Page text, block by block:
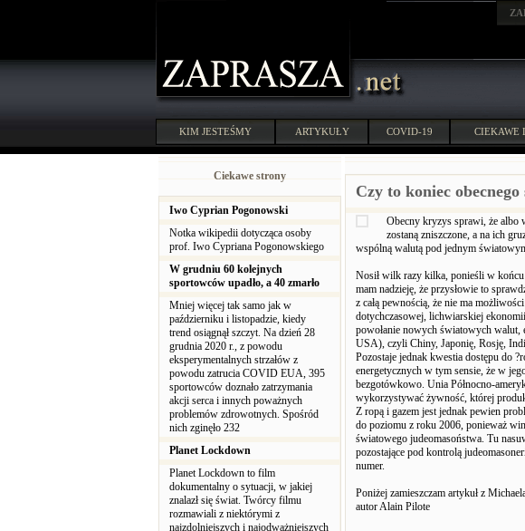
KIM JESTEŚMY ARTYKUŁY COVID-19 CIEKAWE
Ciekawe strony
Iwo Cyprian Pogonowski
Notka wikipedii dotycząca osoby
prof. Iwo Cypriana Pogonowskiego
W grudniu 60 kolejnych
sportowców upadło, a 40 zmarło
Mniej więcej tak samo jak w
październiku i listopadzie, kiedy
trend osiągnął szczyt. Na dzień 28
grudnia 2020 r., z powodu
eksperymentalnych strzałów z
powodu zatrucia COVID EUA, 395
sportowców doznało zatrzymania
akcji serca i innych poważnych
problemów zdrowotnych. Spośród
nich zginęło 232
Planet Lockdown
Planet Lockdown to film
dokumentalny o sytuacji, w jakiej
znalazł się świat. Twórcy filmu
rozmawiali z niektórymi z
najzdolniejszych i najodważniejszych
Czy to koniec
Obecny kryzys sprawi, że albo
zostaną zniszczone, a na ich
wspólną walutą pod jednym
Nosił wilk razy kilka, ponieśli w
mam nadzieję, że przysłowie to
z całą pewnością, że nie ma
dotychczasowej, lichwiarskiej
powołanie nowych światowych walut,
USA), czyli Chiny, Japonię, Rosję,
Pozostaje jednak kwestia dostępu do
energetycznych w tym sensie, że w
bezgotówkowo. Unia Północno-
wykorzystywać żywność, której
Z ropą i gazem jest jednak pewien
do poziomu z roku 2006, ponieważ
światowego judeomasoństwa. Tu
pozostające pod kontrolą
numer.
Poniżej zamieszczam artykuł z
autor Alain Pilote